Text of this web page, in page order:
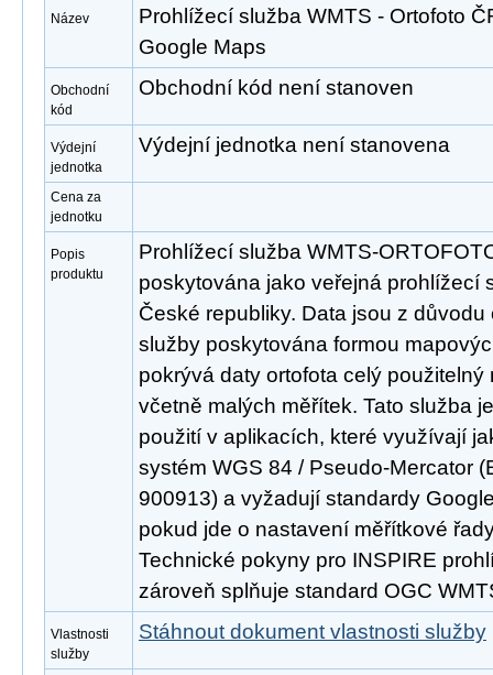
Název
Prohlížecí služba WMTS - Ortofoto
Google Maps
Obchodní
kód
Obchodní kód není stanoven
Výdejní
jednotka
Výdejní jednotka není stanovena
Cena za
jednotku
Popis
produktu
Prohlížecí služba WMTS-
poskytována jako veřejná prohlížecí
České republiky. Data jsou z
služby poskytována formou
pokrývá daty ortofota celý použitelný
včetně malých měřítek. Tato služba
použití v aplikacích, které využívají
systém WGS 84 / Pseudo-Mercator
900913) a vyžadují standardy
pokud jde o nastavení měřítkové
Technické pokyny pro INSPIRE
zároveň splňuje standard OGC
Vlastnosti
služby
Stáhnout dokument vlastnosti služby